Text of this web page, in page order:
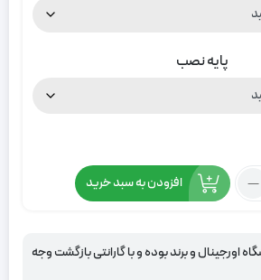
پایه نصب
افزودن به سبد خرید
اورجینال و برند بوده و با گارانتی بازگشت وجه